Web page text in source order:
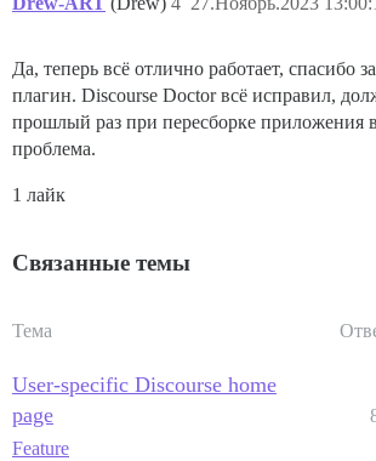
Да, теперь всё отлично работает, спасибо
плагин. Discourse Doctor всё исправил,
прошлый раз при пересборке приложения
проблема.
1 лайк
Связанные темы
Тема
User-specific Discourse home
page
Feature